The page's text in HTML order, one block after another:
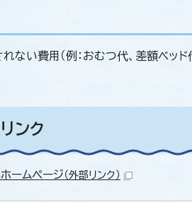
ない費用（例：おむつ代、差額ベッ
ンク
ームページ （外部リンク）